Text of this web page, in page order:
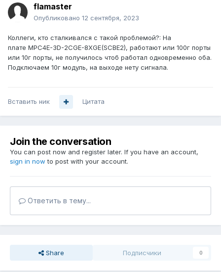
flamaster
Опубликовано 12 сентября, 2023
Коллеги, кто сталкивался с такой проблемой?: На
плате MPC4E-3D-2CGE-8XGE(SCBE2), работают или 100г порты
или 10г порты, не получилось чтоб работал одновременно оба.
Подключаем 10г модуль, на выходе нету сигнала.
Вставить ник Цитата
Join the conversation
You can post now and register later. If you have an account,
sign in now to post with your account.
Ответить в тему...
Share Подписчики 0